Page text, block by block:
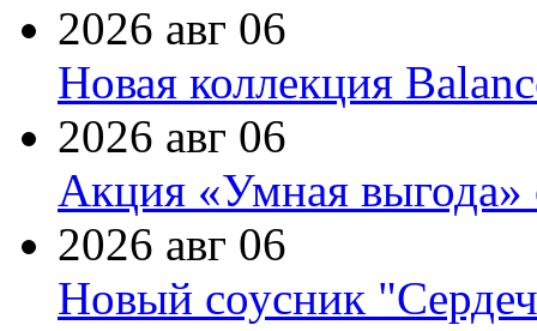
2026 авг 06
Новая коллекция
2026 авг 06
Акция «Умная выгода»
2026 авг 06
Новый соусник